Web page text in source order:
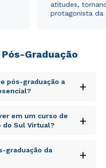
atitudes,
protagonista da
Graduação
pós-graduação a
+
iste natus error sit
laudantium,
quae ab illo inventore
voluptatem quia
aut fugit, sed quia
em um curso de
do Sul Virtual?
+
iste natus error sit
laudantium,
graduação da
+